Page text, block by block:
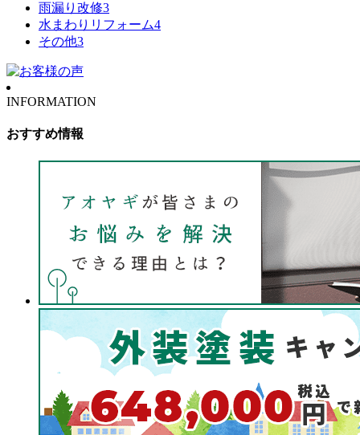
雨漏り改修3
水まわりリフォーム4
その他3
INFORMATION
おすすめ情報